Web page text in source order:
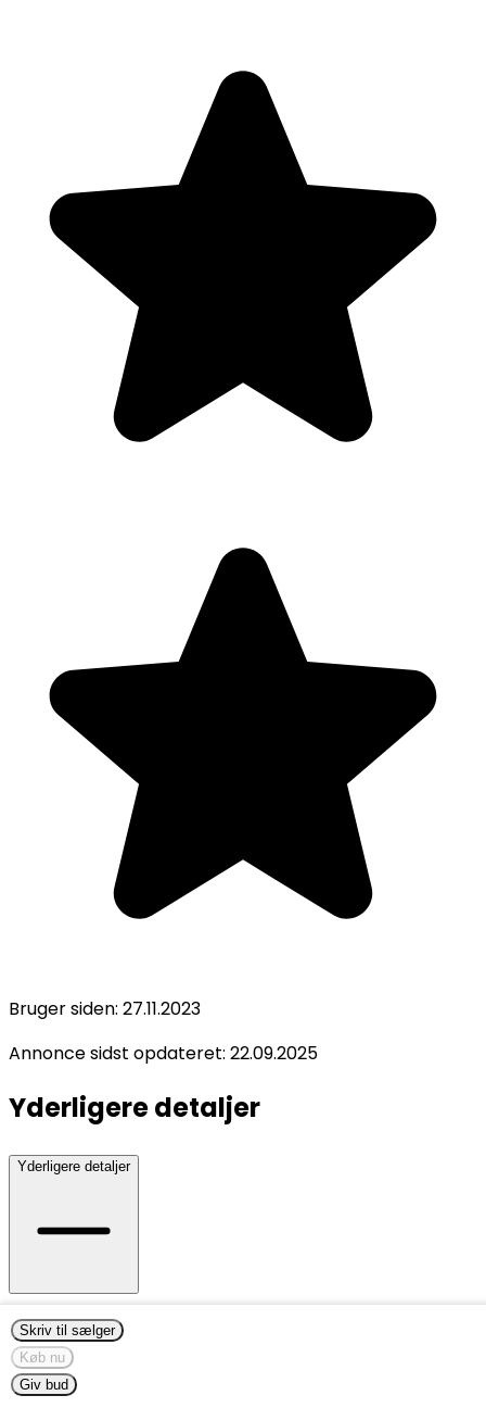
Skriv til sælger
Køb nu
Giv bud
Bruger siden: 27.11.2023
Annonce sidst opdateret: 22.09.2025
Yderligere detaljer
Yderligere detaljer
Kommer med en etiket?
Kommer i en original æske?
Tilstand